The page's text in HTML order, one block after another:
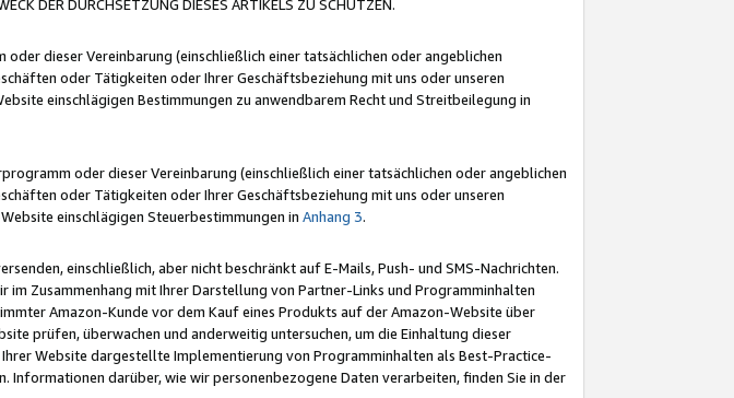
DER DURCHSETZUNG DIESES ARTIKELS ZU SCHÜTZEN.
dieser Vereinbarung (einschließlich einer tatsächlichen oder angeblichen
oder Tätigkeiten oder Ihrer Geschäftsbeziehung mit uns oder unseren
einschlägigen Bestimmungen zu anwendbarem Recht und Streitbeilegung in
oder dieser Vereinbarung (einschließlich einer tatsächlichen oder angeblichen
oder Tätigkeiten oder Ihrer Geschäftsbeziehung mit uns oder unseren
einschlägigen Steuerbestimmungen in Anhang 3.
einschließlich, aber nicht beschränkt auf E-Mails, Push- und SMS-Nachrichten.
Zusammenhang mit Ihrer Darstellung von Partner-Links und Programminhalten
Amazon-Kunde vor dem Kauf eines Produkts auf der Amazon-Website über
prüfen, überwachen und anderweitig untersuchen, um die Einhaltung dieser
Website dargestellte Implementierung von Programminhalten als Best-Practice-
darüber, wie wir personenbezogene Daten verarbeiten, finden Sie in der